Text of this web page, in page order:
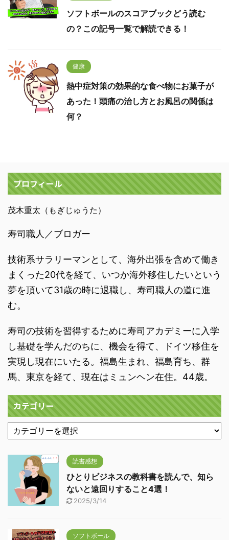
ソフトボールのスコアブックどう読む
の？この記号一覧で解読できる！
健康
熱中症対策の効果的な食べ物にお菓子が
あった！頭痛の治し方とお風呂の関係は
何？
プロフィール
茂木重太（もぎじゅうた）
寿司職人／ブロガー
技術系サラリーマンとして、海外出張を含めて働き
まくった20代を経て、いつか海外移住したいという
夢を頂いて31歳の時に退職し、寿司職人の道に進
む。
寿司の技術を習得するために寿司アカデミーに入学
し基礎を学んだのちに、機会を得て、ドイツ移住を
実現し現在にいたる。福島生まれ、福島育ち、群
馬、東京を経て、現在はミュンヘン在住。44歳。
カテゴリー
読書感想
ひとりビジネスの教科書を読んで、知ら
ないと遠回りすること4選！
2025/3/14
ソフトボール